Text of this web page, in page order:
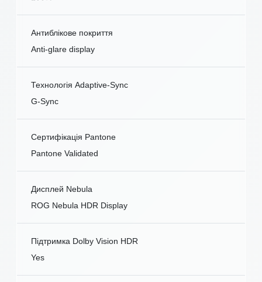
Антиблікове покриття
Anti-glare display
Технологія Adaptive-Sync
G-Sync
Сертифікація Pantone
Pantone Validated
Дисплей Nebula
ROG Nebula HDR Display
Підтримка Dolby Vision HDR
Yes